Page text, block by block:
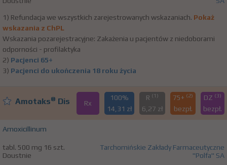
1) Refundacja we wszystkich zarejestrowanych wskazaniach. Pokaż
wskazania z ChPL
Wskazania pozarejestracyjne: Zakażenia u pacjentów z niedoborami
odporności - profilaktyka
2) Pacjenci 65+
3) Pacjenci do ukończenia 18 roku życia
Amotaks® Dis Rx
100%
14,31 zł
R (1)
6,27 zł
75+ (2)
bezpł.
DZ (3)
bezpł.
Amoxicillinum
tabl. 500 mg 16 szt.
Doustnie
Tarchomińskie Zakłady Farmaceutyczne
"Polfa" SA